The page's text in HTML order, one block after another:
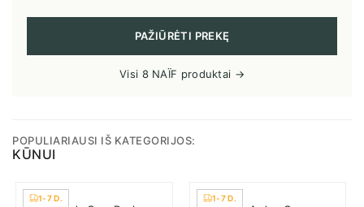
PAŽIŪRĖTI PREKĘ
Visi 8 NAÏF produktai →
POPULIARIAUSI IŠ KATEGORIJOS:
KŪNUI
1-7 D. 1-7 D.